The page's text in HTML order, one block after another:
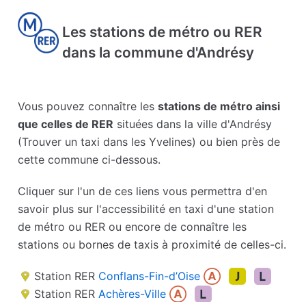
Les stations de métro ou RER
dans la commune d'Andrésy
Vous pouvez connaître lesstations de métro ainsi
que celles de RER situées dans la ville d'Andrésy
(Trouver un taxi dans les Yvelines) ou bien près de
cette commune ci-dessous.
Cliquer sur l'un de ces liens vous permettra d'en
savoir plus sur l'accessibilité en taxi d'une station
de métro ou RER ou encore de connaître les
stations ou bornes de taxis à proximité de celles-ci.
Station RER Conflans-Fin-d’Oise
Station RER Achères-Ville